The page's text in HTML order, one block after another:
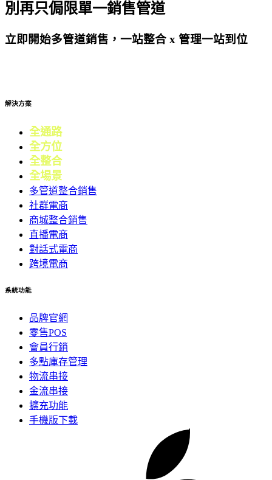
別再只侷限單一銷售管道
立即開始多管道銷售，一站整合 x 管理一站到位
解決方案
全通路電商
全方位
全整合行銷
全場景
多管道整合銷售
社群電商
商城整合銷售
直播電商
對話式電商
跨境電商
系統功能
品牌官網
零售POS
會員行銷
多點庫存管理
物流串接
金流串接
擴充功能
手機版下載